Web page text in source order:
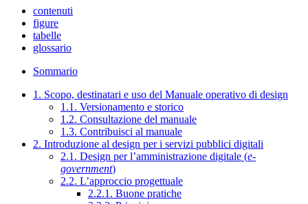
contenuti
figure
tabelle
glossario
Sommario
1. Scopo, destinatari e uso del Manuale operativo di design
1.1. Versionamento e storico
1.2. Consultazione del manuale
1.3. Contribuisci al manuale
2. Introduzione al design per i servizi pubblici digitali
2.1. Design per l’amministrazione digitale (e-
government)
2.2. L’approccio progettuale
2.2.1. Buone pratiche